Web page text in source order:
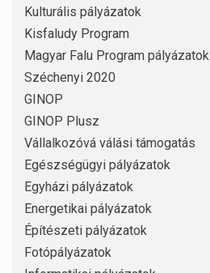
Kulturális pályázatok
Kisfaludy Program
Magyar Falu Program pályázatok
Széchenyi 2020
GINOP
GINOP Plusz
Vállalkozóvá válási támogatás
Egészségügyi pályázatok
Egyházi pályázatok
Energetikai pályázatok
Építészeti pályázatok
Fotópályázatok